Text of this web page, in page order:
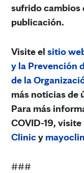
sufrido cambios
publicación.
Visite el sitio
y la Prevención
de la
más noticias de
Para más
COVID-19, visite
Clinicy
###